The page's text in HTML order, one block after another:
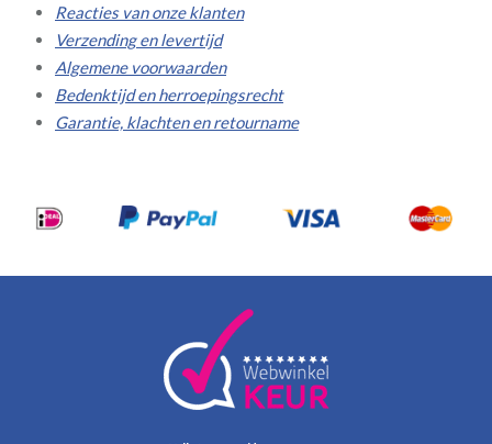
Reacties van onze klanten
Verzending en levertijd
Algemene voorwaarden
Bedenktijd en herroepingsrecht
Garantie, klachten en retourname